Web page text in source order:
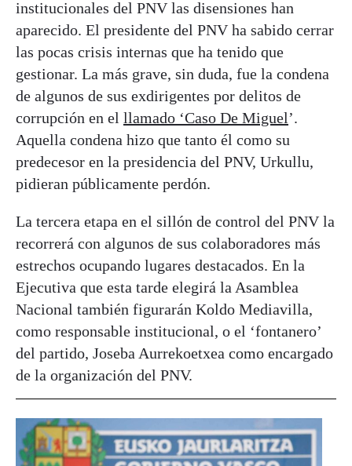
institucionales del PNV las disensiones han
aparecido. El presidente del PNV ha sabido cerrar
las pocas crisis internas que ha tenido que
gestionar. La más grave, sin duda, fue la condena
de algunos de sus exdirigentes por delitos de
corrupción en el llamado ‘Caso De Miguel’.
Aquella condena hizo que tanto él como su
predecesor en la presidencia del PNV, Urkullu,
pidieran públicamente perdón.
La tercera etapa en el sillón de control del PNV la
recorrerá con algunos de sus colaboradores más
estrechos ocupando lugares destacados. En la
Ejecutiva que esta tarde elegirá la Asamblea
Nacional también figurarán Koldo Mediavilla,
como responsable institucional, o el ‘fontanero’
del partido, Joseba Aurrekoetxea como encargado
de la organización del PNV.